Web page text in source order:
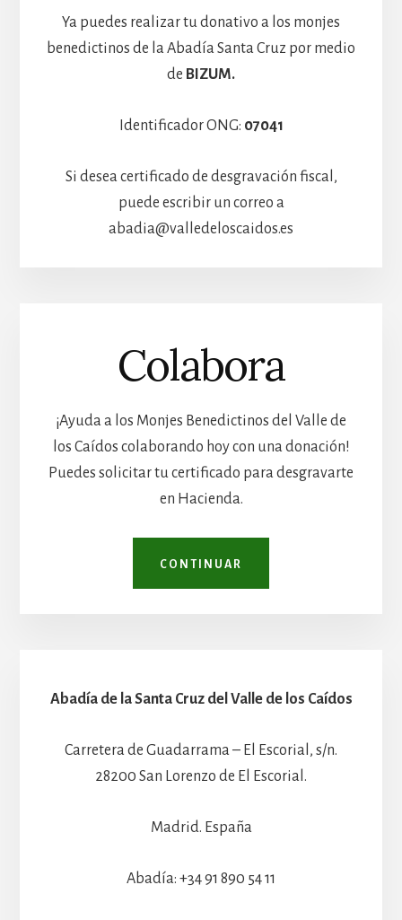
Ya puedes realizar tu donativo a los monjes
benedictinos de la Abadía Santa Cruz por medio
de BIZUM.
Identificador ONG: 07041
Si desea certificado de desgravación fiscal,
puede escribir un correo a
abadia@valledeloscaidos.es
Colabora
¡Ayuda a los Monjes Benedictinos del Valle de
los Caídos colaborando hoy con una donación!
Puedes solicitar tu certificado para desgravarte
en Hacienda.
CONTINUAR
Abadía de la Santa Cruz del Valle de los Caídos
Carretera de Guadarrama – El Escorial, s/n.
28200 San Lorenzo de El Escorial.
Madrid. España
Abadía: +34 91 890 54 11